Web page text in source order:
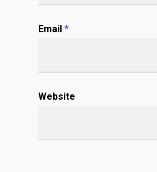
Email *
Website